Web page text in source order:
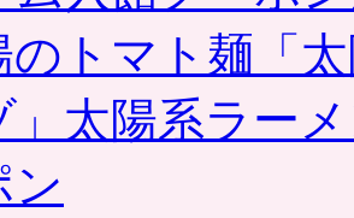
のトマト麺「
」太陽系ラー
ン